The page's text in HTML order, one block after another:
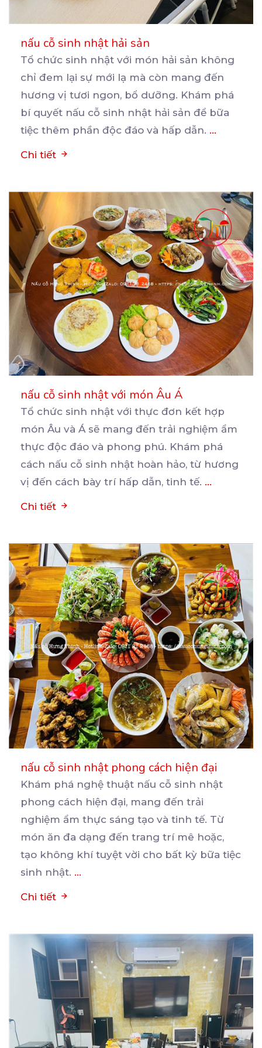
nấu cỗ sinh nhật hải sản
Tổ chức sinh nhật với món hải sản không
chỉ đem lại sự mới lạ mà còn mang đến
hương vị tươi ngon, bổ dưỡng. Khám phá
bí quyết nấu cỗ sinh nhật hải sản để bữa
tiệc thêm phần độc đáo và hấp dẫn. ...
Chi tiết
nấu cỗ sinh nhật với món Âu Á
Tổ chức sinh nhật với thực đơn kết hợp
món Âu và Á sẽ mang đến trải nghiệm ẩm
thực độc đáo và phong phú. Khám phá
cách nấu cỗ sinh nhật hoàn hảo, từ hương
vị đến cách bày trí hấp dẫn, tinh tế. ...
Chi tiết
nấu cỗ sinh nhật phong cách hiện đại
Khám phá nghệ thuật nấu cỗ sinh nhật
phong cách hiện đại, mang đến trải
nghiệm ẩm thực sáng tạo và tinh tế. Từ
món ăn đa dạng đến trang trí mê hoặc,
tạo không khí tuyệt vời cho bất kỳ bữa tiệc
sinh nhật. ...
Chi tiết